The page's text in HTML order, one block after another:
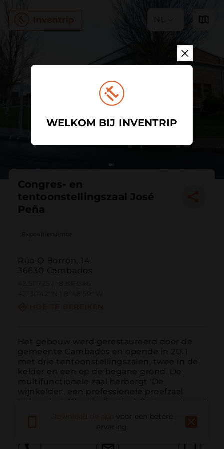
NL
Congres- en
tentoonstellingszaal José
Peña
Expositieruimte
Rúa O Borrón, 14.
36630 Cambados
Het gebouw werd gerestaureerd door de
gemeente Cambados en opende in 2011
met drie tentoonstellingszalen, twee in de
kelder en een op de begane grond. De
multifunctionele zaal herbergt 'De
wijnkelder', een professionele proefzaal
tijdens het Albariño Festival. De tweede zaal
voor een betere
ervaring
WELKOM BIJ INVENTRIP